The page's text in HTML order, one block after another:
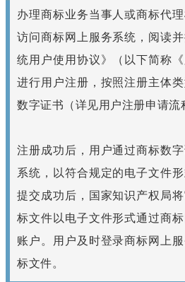
办理商标业务当事人或商标代
访问商标网上服务系统，阅读
统用户使用协议》（以下简称
进行用户注册，按照注册主体
数字证书（详见用户注册申请流
注册成功后，用户通过商标数
系统，以符合规定的电子文件
提交成功后，国家知识产权局
标文件以电子文件形式通过商
账户。用户及时登录商标网上
标文件。